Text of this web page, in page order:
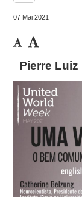
07 Mai 2021
Pierre Luiz